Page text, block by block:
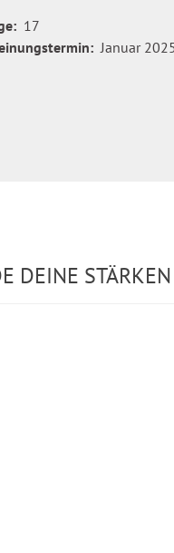
17
Januar
DEINE STÄRKEN